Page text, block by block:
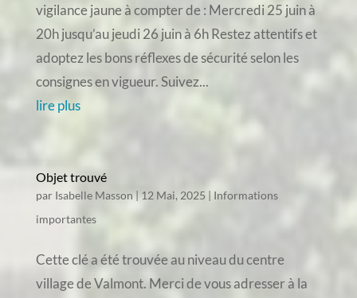
vigilance jaune à compter de : Mercredi 25 juin à
20h jusqu’au jeudi 26 juin à 6h Restez attentifs et
adoptez les bons réflexes de sécurité selon les
consignes en vigueur. Suivez...
lire plus
Objet trouvé
par Isabelle Masson| 12 Mai, 2025 | Informations
importantes
Cette clé a été trouvée au niveau du centre
village de Valmont. Merci de vous adresser à la